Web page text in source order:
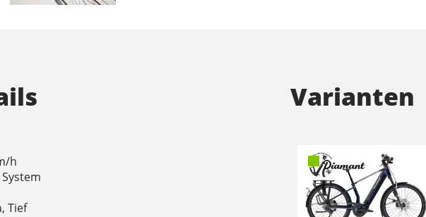
h
Tief
Varianten